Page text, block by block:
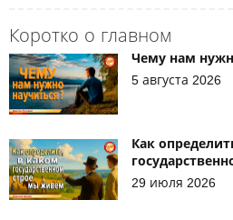
Коротко о главном
Чему нам
5 августа 2026
Как
29 июля 2026